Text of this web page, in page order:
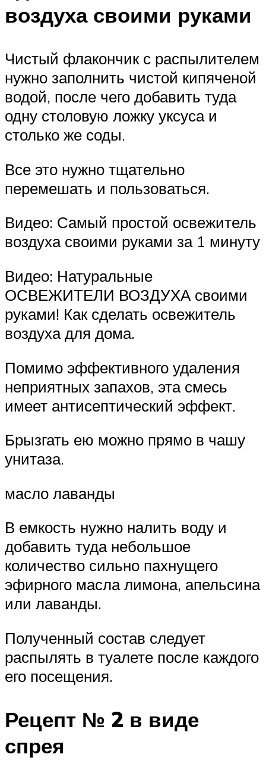
воздуха своими руками
Чистый флакончик с распылителем
нужно заполнить чистой кипяченой
водой, после чего добавить туда
одну столовую ложку уксуса и
столько же соды.
Все это нужно тщательно
перемешать и пользоваться.
Видео: Самый простой освежитель
воздуха своими руками за 1 минуту
Видео: Натуральные
ОСВЕЖИТЕЛИ ВОЗДУХА своими
руками! Как сделать освежитель
воздуха для дома.
Помимо эффективного удаления
неприятных запахов, эта смесь
имеет антисептический эффект.
Брызгать ею можно прямо в чашу
унитаза.
масло лаванды
В емкость нужно налить воду и
добавить туда небольшое
количество сильно пахнущего
эфирного масла лимона, апельсина
или лаванды.
Полученный состав следует
распылять в туалете после каждого
его посещения.
Рецепт № 2 в виде
спрея